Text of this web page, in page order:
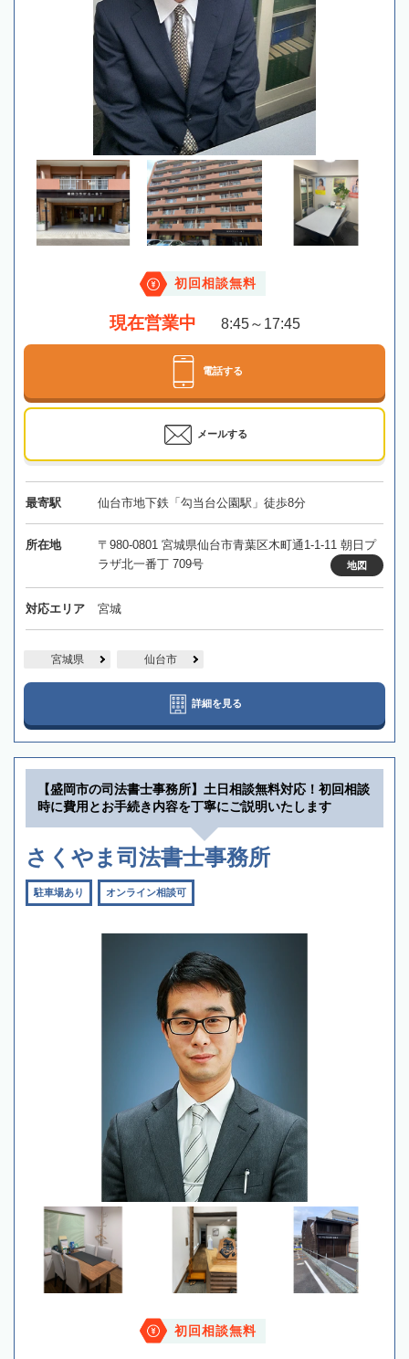
初回相談無料
現在営業中 8:45～17:45
電話する
メールする
最寄駅 仙台市地下鉄「勾当台公園駅」徒歩8分
所在地
〒980-0801 宮城県仙台市青葉区木町通1-1-11 朝日プ
ラザ北一番丁 709号
地図
対応エリア 宮城
宮城県 仙台市
詳細を見る
【盛岡市の司法書士事務所】土日相談無料対応！初回相談
時に費用とお手続き内容を丁寧にご説明いたします
さくやま司法書士事務所
駐車場あり オンライン相談可
初回相談無料